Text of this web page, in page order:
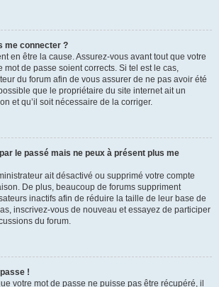
me connecter ?
en être la cause. Assurez-vous avant tout que votre
mot de passe soient corrects. Si tel est le cas,
du forum afin de vous assurer de ne pas avoir été
que le propriétaire du site internet ait un
et qu’il soit nécessaire de la corriger.
le passé mais ne peux à présent plus me
ait désactivé ou supprimé votre compte
De plus, beaucoup de forums suppriment
inactifs afin de réduire la taille de leur base de
inscrivez-vous de nouveau et essayez de participer
du forum.
!
votre mot de passe ne puisse pas être récupéré, il